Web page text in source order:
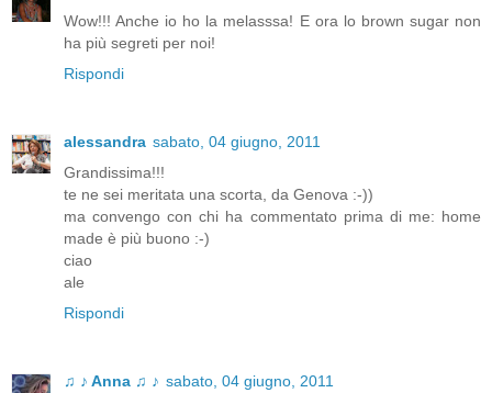
Wow!!! Anche io ho la melasssa! E ora lo brown sugar non
ha più segreti per noi!
Rispondi
alessandra sabato, 04 giugno, 2011
Grandissima!!!
te ne sei meritata una scorta, da Genova :-))
ma convengo con chi ha commentato prima di me: home
made è più buono :-)
ciao
ale
Rispondi
♫ ♪ Anna ♫ ♪ sabato, 04 giugno, 2011